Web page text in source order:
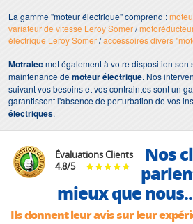
La gamme "moteur électrique" comprend :
variateur de vitesse Leroy Somer/
électrique Leroy Somer/accessoires divers
Motralecmet également à votre disposition son
maintenance demoteur électrique. Nos
suivant vos besoins et vos contraintes sont un
garantissent l'absence de perturbation de vos
électriques.
Évaluations Clients
4.8/5
Nos
mieux que
Ils donnent leur avis sur leur